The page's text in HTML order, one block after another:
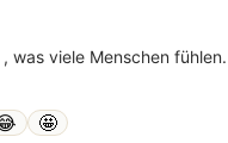
was viele Menschen
🤩